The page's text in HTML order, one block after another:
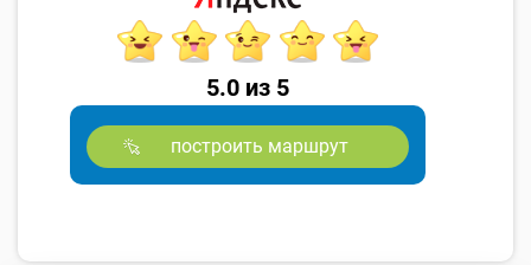
5.0 из 5
построить маршрут